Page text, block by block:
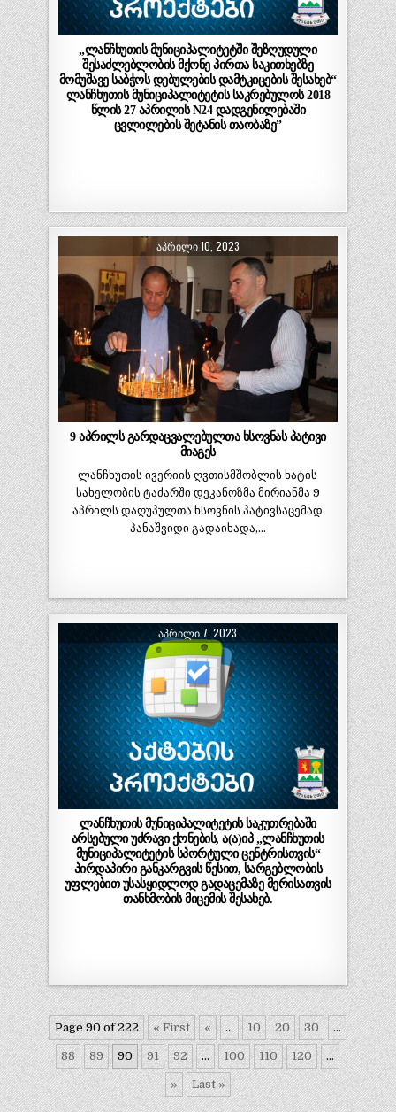
„ლანჩხუთის მუნიციპალიტეტში შეზღუდული
შესაძლებლობის მქონე პირთა საკითხებზე
მომუშავე საბჭოს დებულების დამტკიცების შესახებ“
ლანჩხუთის მუნიციპალიტეტის საკრებულოს 2018
წლის 27 აპრილის N24 დადგენილებაში
ცვლილების შეტანის თაობაზე”
ᲐᲞᲠᲘᲚᲘ 10, 2023
9 აპრილს გარდაცვალებულთა ხსოვნას პატივი
მიაგეს
ლანჩხუთის ივერიის ღვთისმშობლის ხატის
სახელობის ტაძარში დეკანოზმა მირიანმა 9
აპრილს დაღუპულთა ხსოვნის პატივსაცემად
პანაშვიდი გადაიხადა,…
ᲐᲞᲠᲘᲚᲘ 7, 2023
ლანჩხუთის მუნიციპალიტეტის საკუთრებაში
არსებული უძრავი ქონების, ა(ა)იპ „ლანჩხუთის
მუნიციპალიტეტის სპორტული ცენტრისთვის“
პირდაპირი განკარგვის წესით, სარგებლობის
უფლებით უსასყიდლოდ გადაცემაზე მერისათვის
თანხმობის მიცემის შესახებ.
Page 90 of 222 « First « ... 10 20 30 ...
88 89 90 91 92 ... 100 110 120 ...
» Last »